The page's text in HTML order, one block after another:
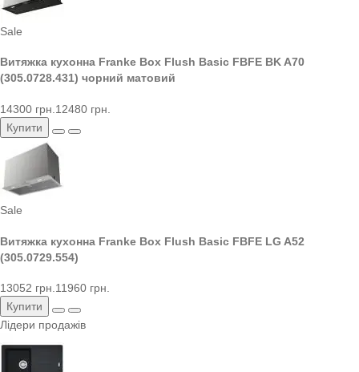
Sale
Витяжка кухонна Franke Box Flush Basic FBFE BK A70
(305.0728.431) чорний матовий
14300 грн. 12480 грн.
Купити
Sale
Витяжка кухонна Franke Box Flush Basic FBFE LG A52
(305.0729.554)
13052 грн.11960 грн.
Купити
Лідери продажів